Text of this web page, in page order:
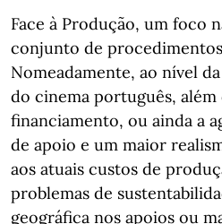
Face à Produção, um foco
conjunto de
Nomeadamente, ao nível
do cinema português, além
financiamento, ou ainda a
de apoio e um maior
aos atuais custos de
problemas de
geográfica nos apoios ou